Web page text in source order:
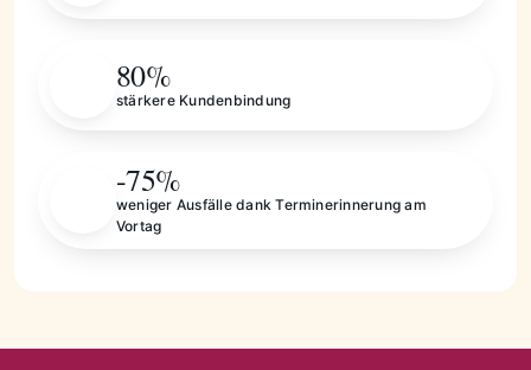
80%
stärkere Kundenbindung
-75%
weniger Ausfälle dank Terminerinnerung am
Vortag